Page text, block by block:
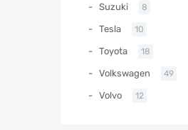
Suzuki 8
Tesla 10
Toyota 18
Volkswagen 49
Volvo 12